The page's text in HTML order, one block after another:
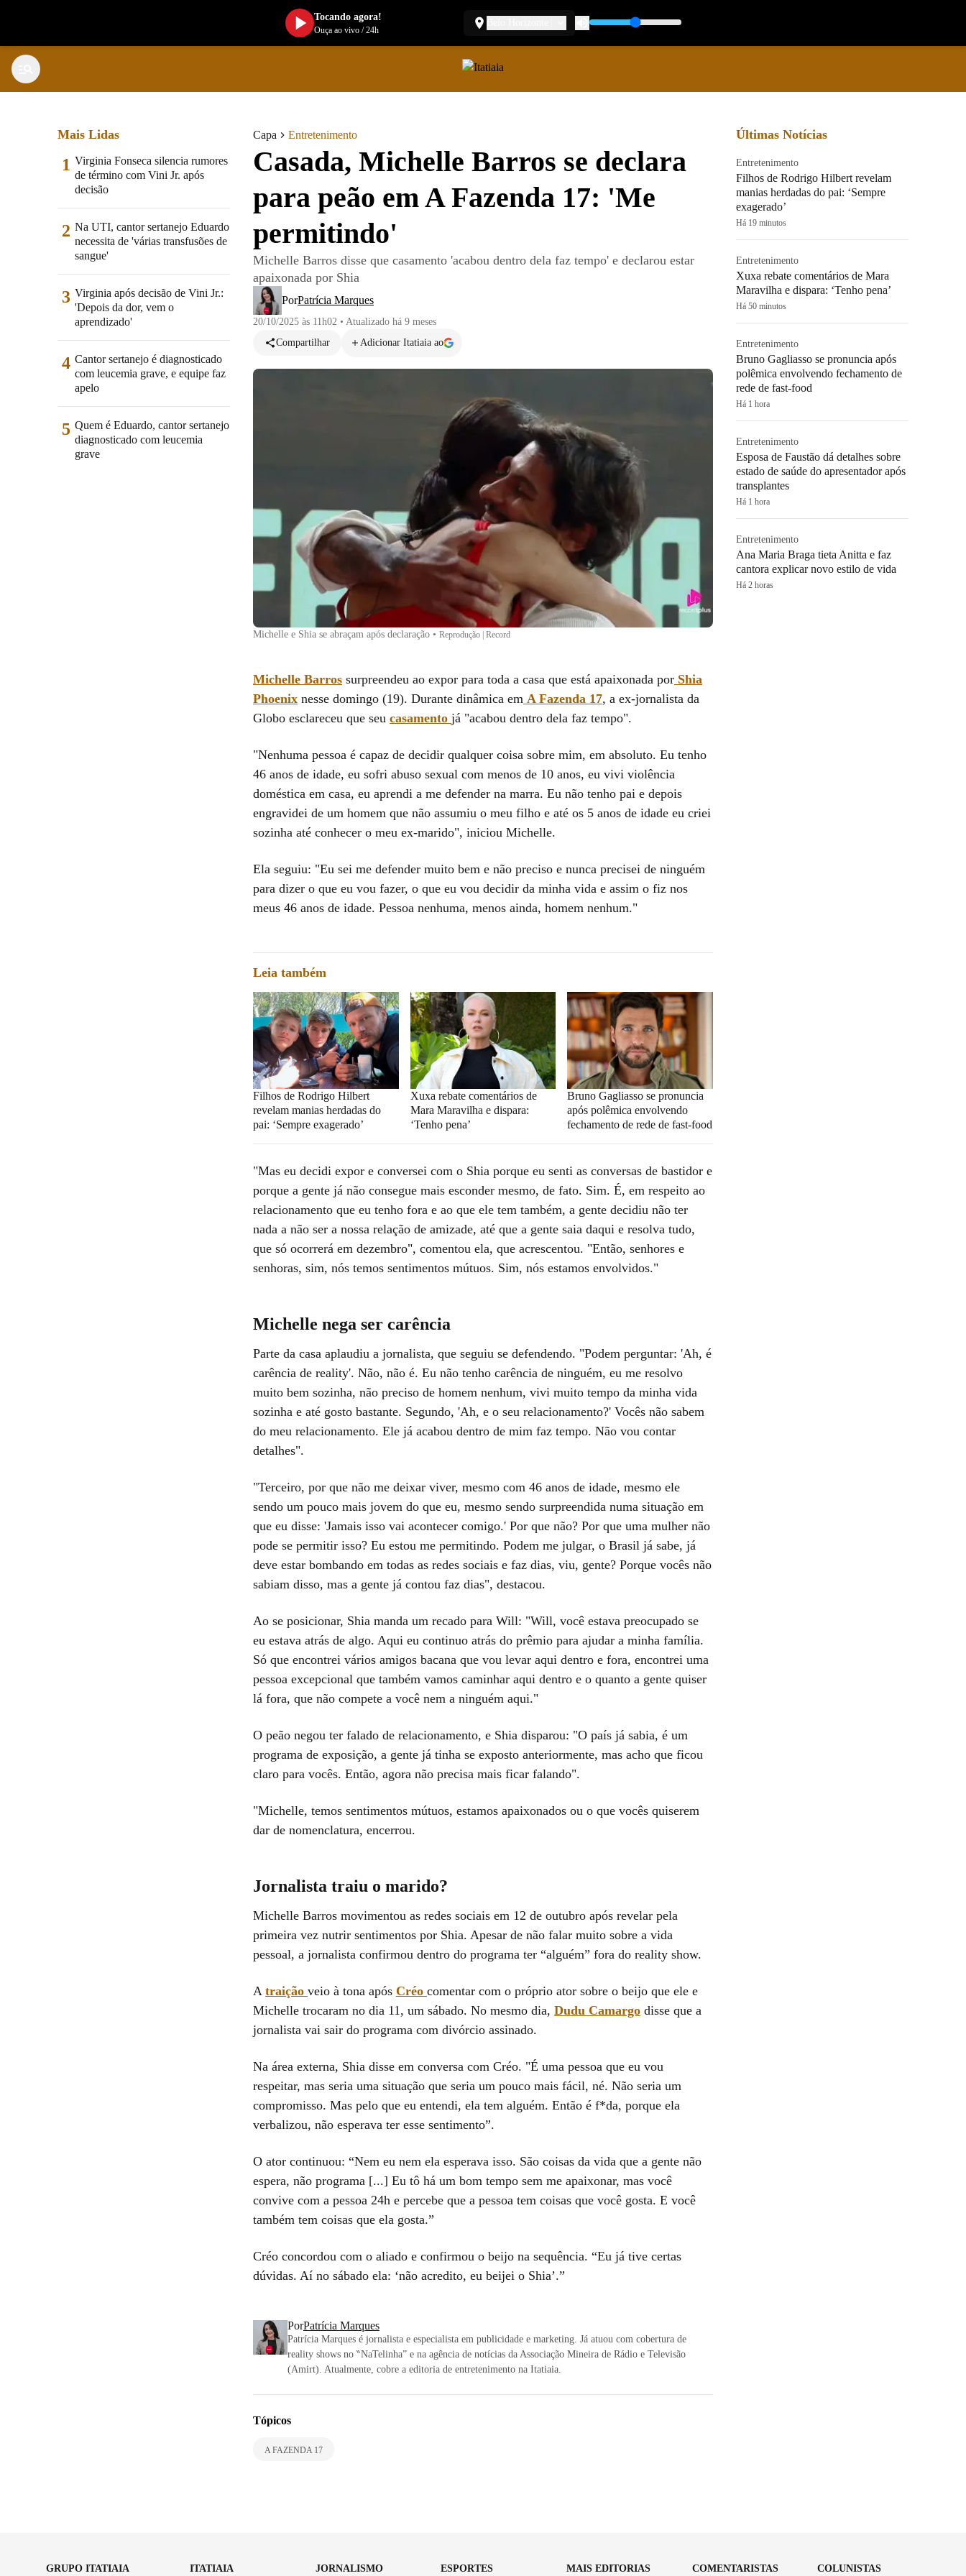
Capa Entretenimento
Casada, Michelle Barros se declara
para peão em A Fazenda 17: 'Me
permitindo'
Michelle Barros disse que casamento 'acabou dentro dela faz tempo' e declarou estar
apaixonada por Shia
PorPatrícia Marques
20/10/2025 às 11h02 • Atualizado há 9 meses
Compartilhar
Adicionar Itatiaia ao
Michelle e Shia se abraçam após declaração • Reprodução | Record
Michelle Barros surpreendeu ao expor para toda a casa que está apaixonada por Shia
Phoenix nesse domingo (19). Durante dinâmica em A Fazenda 17, a ex-jornalista da
Globo esclareceu que seu casamento já "acabou dentro dela faz tempo".
"Nenhuma pessoa é capaz de decidir qualquer coisa sobre mim, em absoluto. Eu tenho
46 anos de idade, eu sofri abuso sexual com menos de 10 anos, eu vivi violência
doméstica em casa, eu aprendi a me defender na marra. Eu não tenho pai e depois
engravidei de um homem que não assumiu o meu filho e até os 5 anos de idade eu criei
sozinha até conhecer o meu ex-marido", iniciou Michelle.
Ela seguiu: "Eu sei me defender muito bem e não preciso e nunca precisei de ninguém
para dizer o que eu vou fazer, o que eu vou decidir da minha vida e assim o fiz nos
meus 46 anos de idade. Pessoa nenhuma, menos ainda, homem nenhum."
Leia também
Filhos de Rodrigo Hilbert
revelam manias herdadas do
pai: ‘Sempre exagerado’
Xuxa rebate comentários de
Mara Maravilha e dispara:
‘Tenho pena’
Bruno Gagliasso se pronuncia
após polêmica envolvendo
fechamento de rede de fast-food
"Mas eu decidi expor e conversei com o Shia porque eu senti as conversas de bastidor e
porque a gente já não consegue mais esconder mesmo, de fato. Sim. É, em respeito ao
relacionamento que eu tenho fora e ao que ele tem também, a gente decidiu não ter
nada a não ser a nossa relação de amizade, até que a gente saia daqui e resolva tudo,
que só ocorrerá em dezembro", comentou ela, que acrescentou. "Então, senhores e
senhoras, sim, nós temos sentimentos mútuos. Sim, nós estamos envolvidos."
Michelle nega ser carência
Parte da casa aplaudiu a jornalista, que seguiu se defendendo. "Podem perguntar: 'Ah, é
carência de reality'. Não, não é. Eu não tenho carência de ninguém, eu me resolvo
muito bem sozinha, não preciso de homem nenhum, vivi muito tempo da minha vida
sozinha e até gosto bastante. Segundo, 'Ah, e o seu relacionamento?' Vocês não sabem
do meu relacionamento. Ele já acabou dentro de mim faz tempo. Não vou contar
detalhes".
"Terceiro, por que não me deixar viver, mesmo com 46 anos de idade, mesmo ele
sendo um pouco mais jovem do que eu, mesmo sendo surpreendida numa situação em
que eu disse: 'Jamais isso vai acontecer comigo.' Por que não? Por que uma mulher não
pode se permitir isso? Eu estou me permitindo. Podem me julgar, o Brasil já sabe, já
deve estar bombando em todas as redes sociais e faz dias, viu, gente? Porque vocês não
sabiam disso, mas a gente já contou faz dias", destacou.
Ao se posicionar, Shia manda um recado para Will: "Will, você estava preocupado se
eu estava atrás de algo. Aqui eu continuo atrás do prêmio para ajudar a minha família.
Só que encontrei vários amigos bacana que vou levar aqui dentro e fora, encontrei uma
pessoa excepcional que também vamos caminhar aqui dentro e o quanto a gente quiser
lá fora, que não compete a você nem a ninguém aqui."
O peão negou ter falado de relacionamento, e Shia disparou: "O país já sabia, é um
programa de exposição, a gente já tinha se exposto anteriormente, mas acho que ficou
claro para vocês. Então, agora não precisa mais ficar falando".
"Michelle, temos sentimentos mútuos, estamos apaixonados ou o que vocês quiserem
dar de nomenclatura, encerrou.
Jornalista traiu o marido?
Michelle Barros movimentou as redes sociais em 12 de outubro após revelar pela
primeira vez nutrir sentimentos por Shia. Apesar de não falar muito sobre a vida
pessoal, a jornalista confirmou dentro do programa ter “alguém” fora do reality show.
A traição veio à tona após Créo comentar com o próprio ator sobre o beijo que ele e
Michelle trocaram no dia 11, um sábado. No mesmo dia, Dudu Camargo disse que a
jornalista vai sair do programa com divórcio assinado.
Na área externa, Shia disse em conversa com Créo. "É uma pessoa que eu vou
respeitar, mas seria uma situação que seria um pouco mais fácil, né. Não seria um
compromisso. Mas pelo que eu entendi, ela tem alguém. Então é f*da, porque ela
verbalizou, não esperava ter esse sentimento”.
O ator continuou: “Nem eu nem ela esperava isso. São coisas da vida que a gente não
espera, não programa [...] Eu tô há um bom tempo sem me apaixonar, mas você
convive com a pessoa 24h e percebe que a pessoa tem coisas que você gosta. E você
também tem coisas que ela gosta.”
Créo concordou com o aliado e confirmou o beijo na sequência. “Eu já tive certas
dúvidas. Aí no sábado ela: ‘não acredito, eu beijei o Shia’.”
PorPatrícia Marques
Patrícia Marques é jornalista e especialista em publicidade e marketing. Já atuou com cobertura de
reality shows no ‶NaTelinha” e na agência de notícias da Associação Mineira de Rádio e Televisão
(Amirt). Atualmente, cobre a editoria de entretenimento na Itatiaia.
Tópicos
A FAZENDA 17
Mais Lidas
1 Virginia Fonseca silencia rumores
de término com Vini Jr. após
decisão
2 Na UTI, cantor sertanejo Eduardo
necessita de 'várias transfusões de
sangue'
3 Virginia após decisão de Vini Jr.:
'Depois da dor, vem o
aprendizado'
4 Cantor sertanejo é diagnosticado
com leucemia grave, e equipe faz
apelo
5 Quem é Eduardo, cantor sertanejo
diagnosticado com leucemia
grave
Últimas Notícias
Entretenimento
Filhos de Rodrigo Hilbert revelam
manias herdadas do pai: ‘Sempre
exagerado’
Há 19 minutos
Entretenimento
Xuxa rebate comentários de Mara
Maravilha e dispara: ‘Tenho pena’
Há 50 minutos
Entretenimento
Bruno Gagliasso se pronuncia após
polêmica envolvendo fechamento de
rede de fast-food
Há 1 hora
Entretenimento
Esposa de Faustão dá detalhes sobre
estado de saúde do apresentador após
transplantes
Há 1 hora
Entretenimento
Ana Maria Braga tieta Anitta e faz
cantora explicar novo estilo de vida
Há 2 horas
GRUPO ITATIAIA ITATIAIA JORNALISMO ESPORTES MAIS EDITORIAS COMENTARISTAS COLUNISTAS
Tocando agora!
Ouça ao vivo/24h